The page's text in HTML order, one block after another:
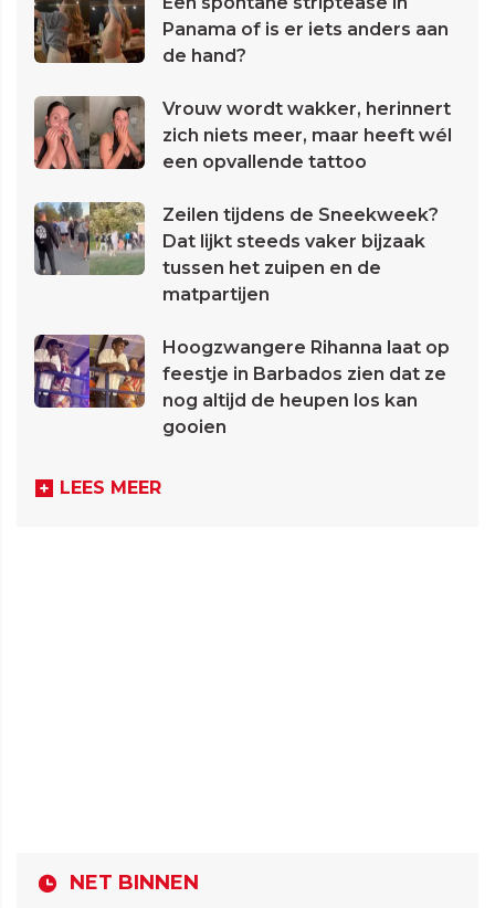
Panama of is er iets anders aan
de hand?
Vrouw wordt wakker, herinnert
zich niets meer, maar heeft wél
een opvallende tattoo
Zeilen tijdens de Sneekweek?
Dat lijkt steeds vaker bijzaak
tussen het zuipen en de
matpartijen
Hoogzwangere Rihanna laat op
feestje in Barbados zien dat ze
nog altijd de heupen los kan
gooien
LEES MEER
NET BINNEN